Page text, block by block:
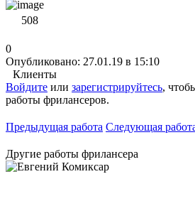
508
0
Опубликовано: 27.01.19 в 15:10
Клиенты
Войдите или зарегистрируйтесь,
работы фрилансеров.
Предыдущая работа Следующая
Другие работы фрилансера